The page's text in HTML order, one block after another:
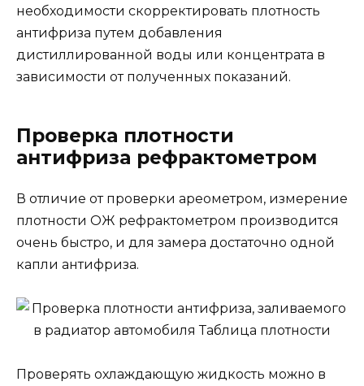
необходимости скорректировать плотность
антифриза путем добавления
дистиллированной воды или концентрата в
зависимости от полученных показаний.
Проверка плотности
антифриза рефрактометром
В отличие от проверки ареометром, измерение
плотности ОЖ рефрактометром производится
очень быстро, и для замера достаточно одной
капли антифриза.
Проверять охлаждающую жидкость можно в